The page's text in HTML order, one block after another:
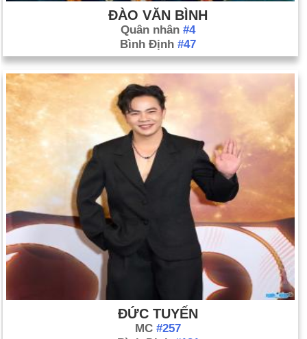
ĐÀO VĂN BÌNH
Quân nhân #4
Bình Định #47
ĐỨC TUYẾN
MC #257